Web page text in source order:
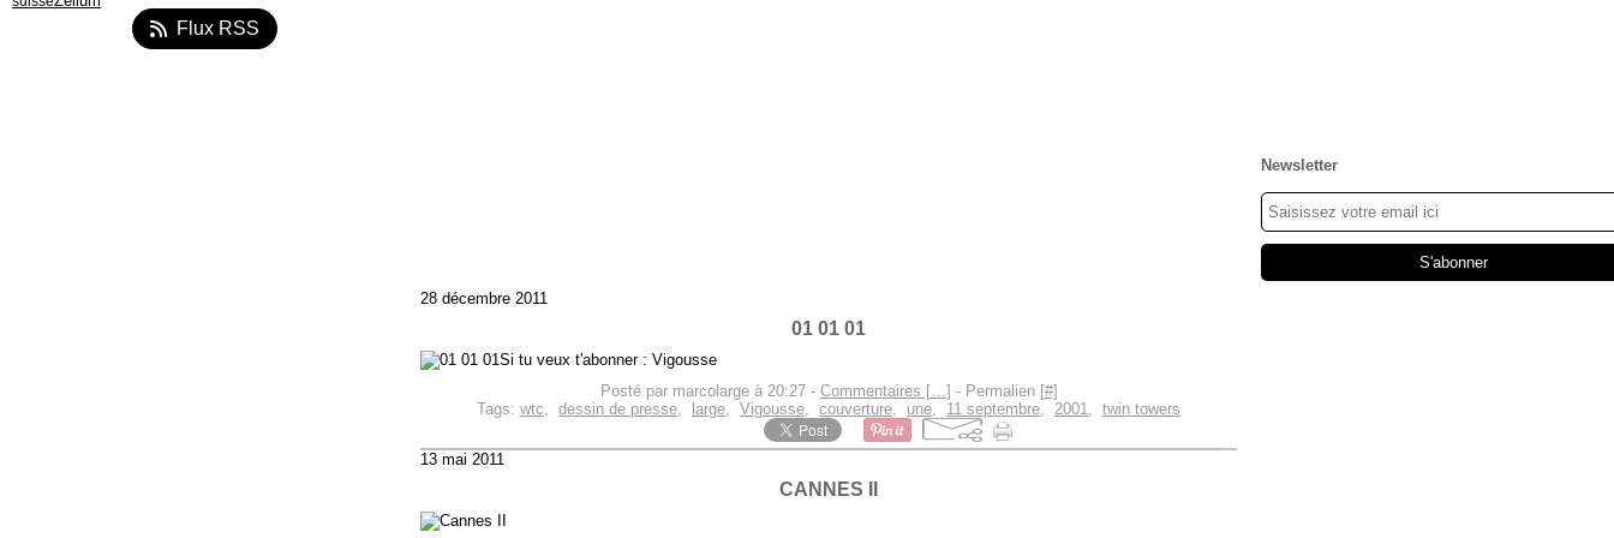
Flux RSS
28 décembre 2011
01 01 01
Si tu veux t'abonner : Vigousse
Posté par marcolarge à 20:27 - Commentaires […] - Permalien [#]
Tags: wtc, dessin de presse, large, Vigousse, couverture, une, 11 septembre, 2001, twin towers
13 mai 2011
CANNES II
Newsletter